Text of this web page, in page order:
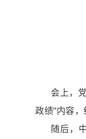
会上，
政绩”内容
随后，